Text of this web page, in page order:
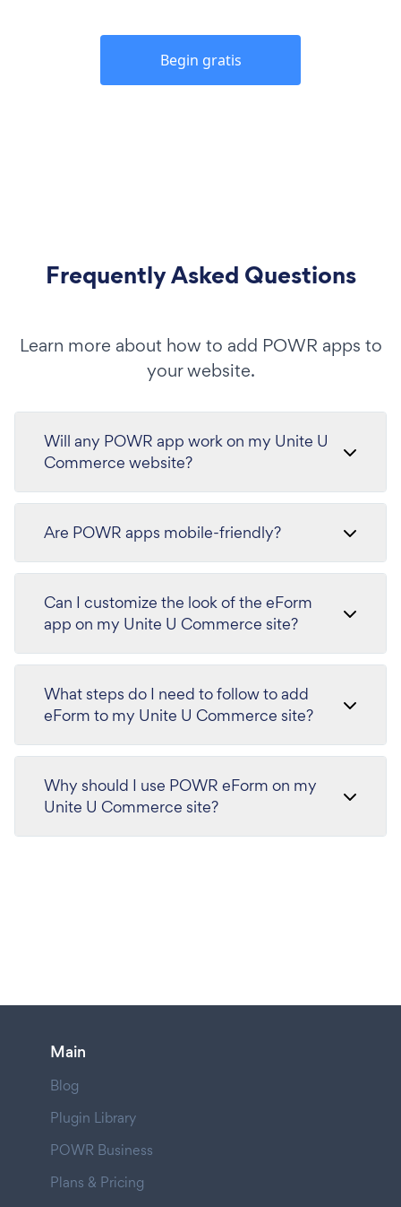
Begin gratis
Frequently Asked Questions
Learn more about how to add POWR apps to
your website.
Will any POWR app work on my Unite U
Commerce website?
Are POWR apps mobile-friendly?
Can I customize the look of the eForm
app on my Unite U Commerce site?
What steps do I need to follow to add
eForm to my Unite U Commerce site?
Why should I use POWR eForm on my
Unite U Commerce site?
Main
Blog
Plugin Library
POWR Business
Plans & Pricing